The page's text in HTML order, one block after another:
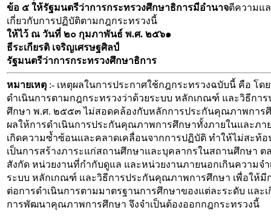
ข้อ ๕ ให้รัฐมนตรีว่าการกระทรวงศึกษาธิการมีอำนาจตีความแ
เกี่ยวกับการปฏิบัติตามกฎกระทรวงนี้
ให้ไว้ ณ วันที่ ๒๐ กุมภาพันธ์ พ.ศ. ๒๕๖๑
ธีระเกียรติ เจริญเศรษฐศิลป์
รัฐมนตรีว่าการกระทรวงศึกษาธิการ
หมายเหตุ :- เหตุผลในการประกาศใช้กฎกระทรวงฉบับนี้ คือ โด
ดำเนินการตามกฎกระทรวงว่าด้วยระบบ หลักเกณฑ์ และวิธีกา
ศึกษา พ.ศ. ๒๕๕๓ ไม่สอดคล้องกับหลักการประกันคุณภาพการศึ
ผลให้การดำเนินการประกันคุณภาพการศึกษาทั้งภายในและภ
เกิดความซ้ำซ้อนและคลาดเคลื่อนจากการปฏิบัติ ทำให้ไม่สะท้อ
เป็นการสร้างภาระแก่สถานศึกษาและบุคลากรในสถานศึกษา
สังกัด หน่วยงานที่กำกับดูแล และหน่วยงานภายนอกเกินความจ
ระบบ หลักเกณฑ์ และวิธีการประกันคุณภาพการศึกษา เพื่อให้มี
ต่อการดำเนินการตามมาตรฐานการศึกษาของแต่ละระดับ และ
การพัฒนาคุณภาพการศึกษา จึงจำเป็นต้องออกกฎกระทรวงนี้